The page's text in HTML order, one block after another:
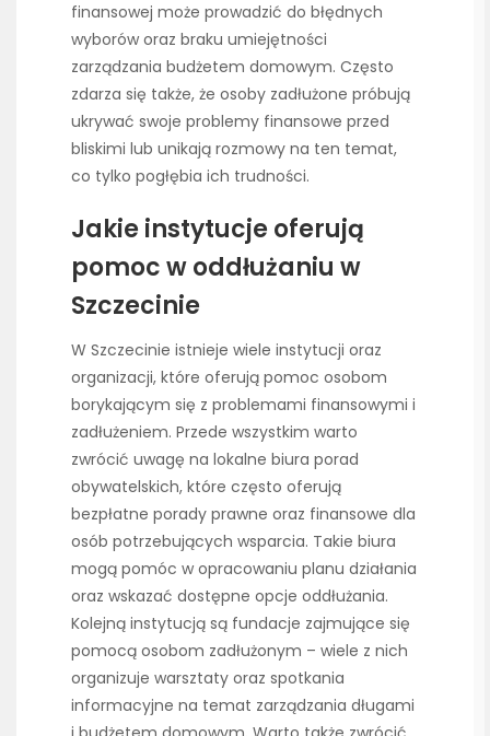
finansowej może prowadzić do błędnych
wyborów oraz braku umiejętności
zarządzania budżetem domowym. Często
zdarza się także, że osoby zadłużone próbują
ukrywać swoje problemy finansowe przed
bliskimi lub unikają rozmowy na ten temat,
co tylko pogłębia ich trudności.
Jakie instytucje oferują
pomoc w oddłużaniu w
Szczecinie
W Szczecinie istnieje wiele instytucji oraz
organizacji, które oferują pomoc osobom
borykającym się z problemami finansowymi i
zadłużeniem. Przede wszystkim warto
zwrócić uwagę na lokalne biura porad
obywatelskich, które często oferują
bezpłatne porady prawne oraz finansowe dla
osób potrzebujących wsparcia. Takie biura
mogą pomóc w opracowaniu planu działania
oraz wskazać dostępne opcje oddłużania.
Kolejną instytucją są fundacje zajmujące się
pomocą osobom zadłużonym – wiele z nich
organizuje warsztaty oraz spotkania
informacyjne na temat zarządzania długami